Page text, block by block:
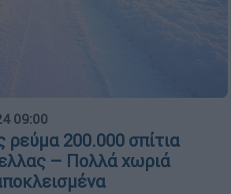
09:00
ρεύμα 200.000 σπίτια
– Πολλά χωριά